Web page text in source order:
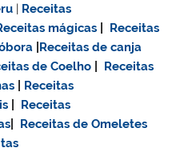
| Receitas
mágicas
Receitas
Receitas de canja
de Coelho
Receitas
Receitas
Receitas
Receitas de Omeletes